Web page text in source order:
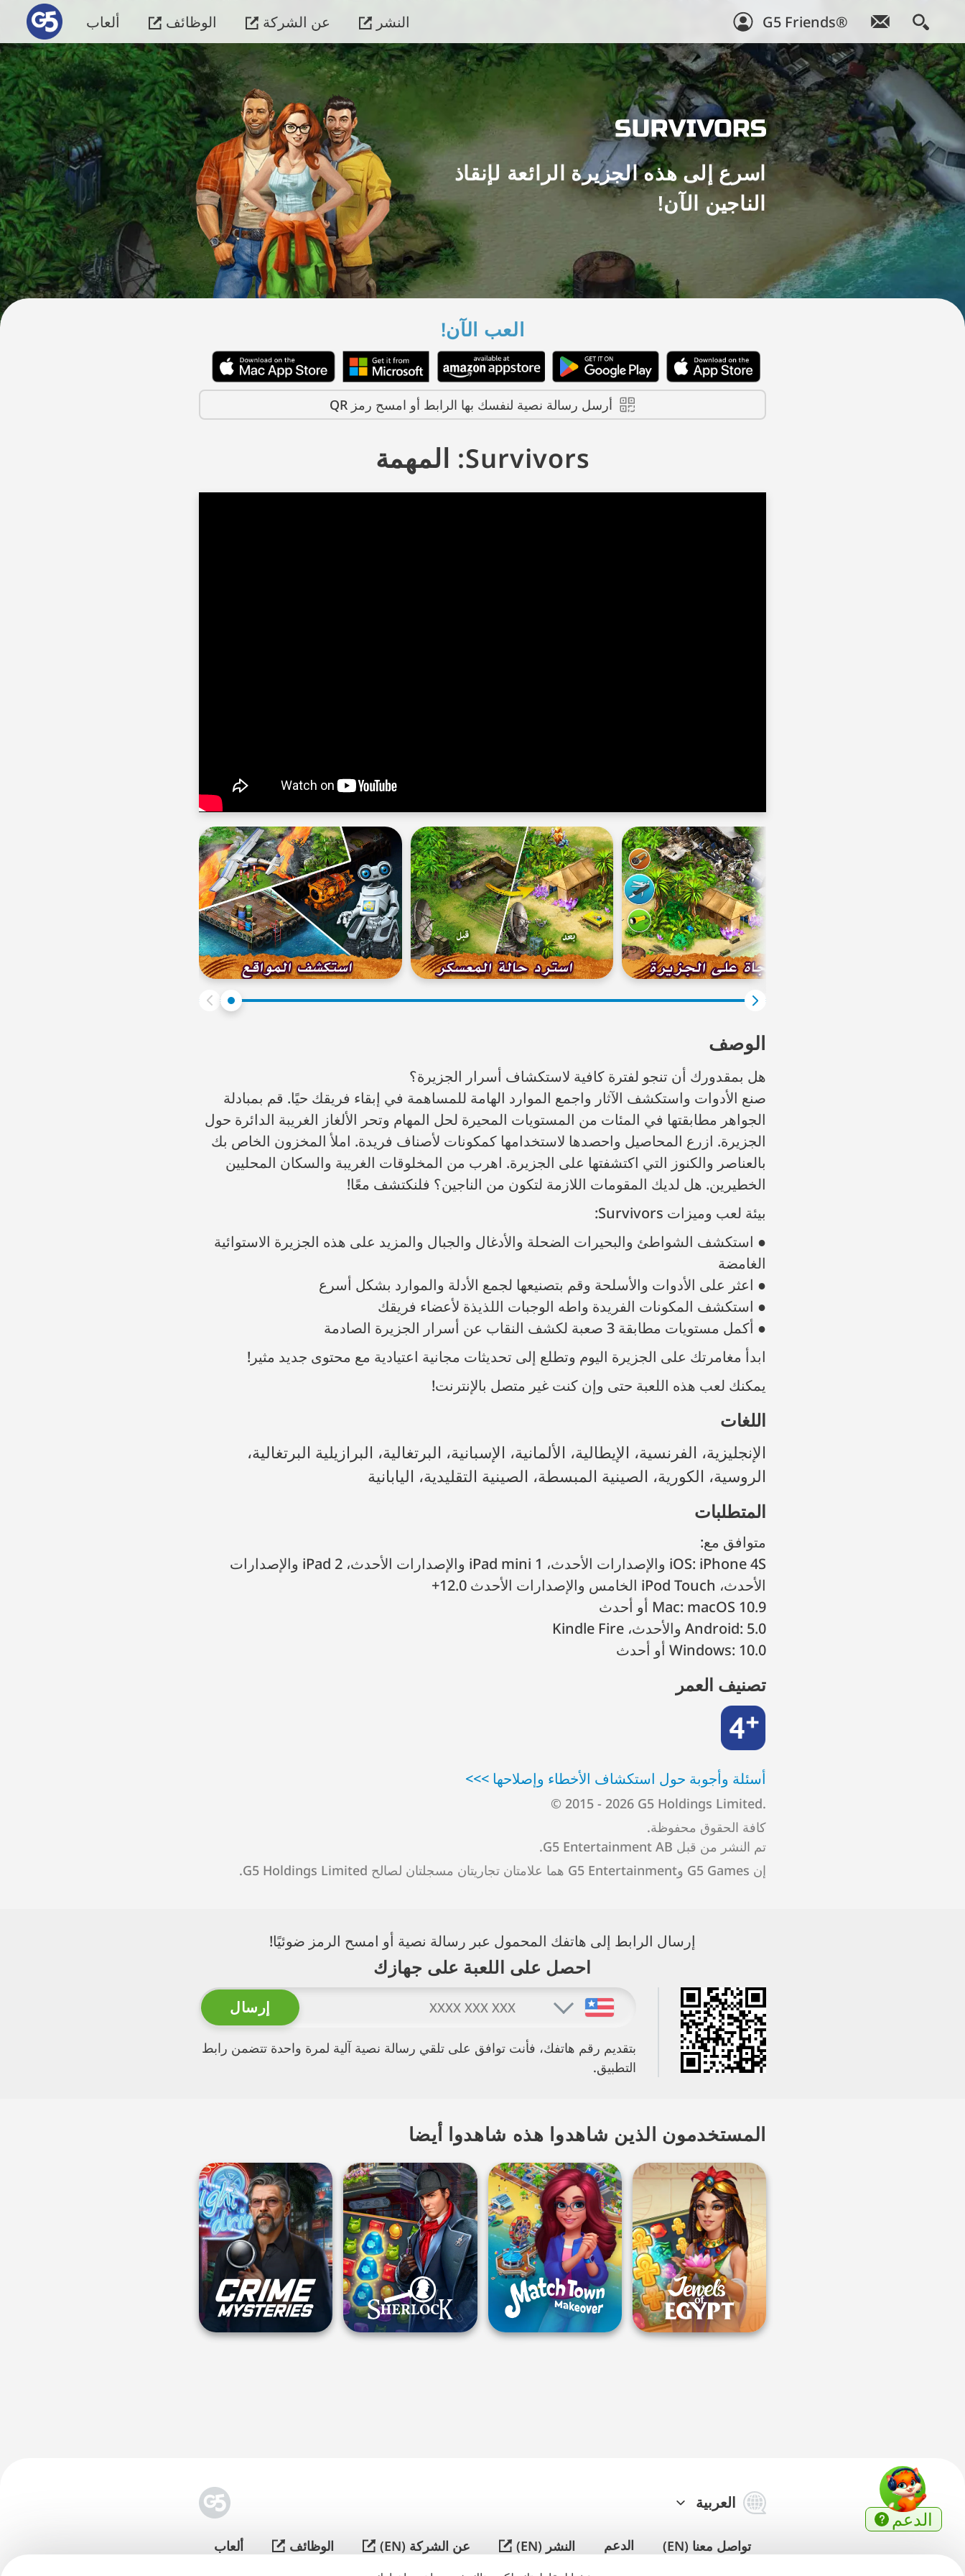
ألعاب الوظائف عن الشركة النشر G5 Friends®
اسرع إلى هذه الجزيرة الرائعة لإنقاذ
الناجين الآن!
العب الآن!
أرسل رسالة نصية لنفسك بها الرابط أو امسح رمز QR
Survivors: المهمة
الوصف
هل بمقدورك أن تنجو لفترة كافية لاستكشاف أسرار الجزيرة؟
صنع الأدوات واستكشف الآثار واجمع الموارد الهامة للمساهمة في إبقاء فريقك حيًا. قم بمبادلة
الجواهر مطابقتها في المئات من المستويات المحيرة لحل المهام وتحر الألغاز الغريبة الدائرة حول
الجزيرة. ازرع المحاصيل واحصدها لاستخدامها كمكونات لأصناف فريدة. املأ المخزون الخاص بك
بالعناصر والكنوز التي اكتشفتها على الجزيرة. اهرب من المخلوقات الغريبة والسكان المحليين
الخطيرين. هل لديك المقومات اللازمة لتكون من الناجين؟ فلنكتشف معًا!
بيئة لعب وميزات Survivors:
● استكشف الشواطئ والبحيرات الضحلة والأدغال والجبال والمزيد على هذه الجزيرة الاستوائية
الغامضة
● اعثر على الأدوات والأسلحة وقم بتصنيعها لجمع الأدلة والموارد بشكل أسرع
● استكشف المكونات الفريدة واطه الوجبات اللذيذة لأعضاء فريقك
● أكمل مستويات مطابقة 3 صعبة لكشف النقاب عن أسرار الجزيرة الصادمة
ابدأ مغامرتك على الجزيرة اليوم وتطلع إلى تحديثات مجانية اعتيادية مع محتوى جديد مثير!
يمكنك لعب هذه اللعبة حتى وإن كنت غير متصل بالإنترنت!
اللغات
الإنجليزية، الفرنسية، الإيطالية، الألمانية، الإسبانية، البرتغالية، البرازيلية البرتغالية،
الروسية، الكورية، الصينية المبسطة، الصينية التقليدية، اليابانية
المتطلبات
متوافق مع:
iOS: iPhone 4S والإصدارات الأحدث، iPad mini 1 والإصدارات الأحدث، iPad 2 والإصدارات
الأحدث، iPod Touch الخامس والإصدارات الأحدث 12.0+
Mac: macOS 10.9 أو أحدث
Android: 5.0 والأحدث، Kindle Fire
Windows: 10.0 أو أحدث
تصنيف العمر
4+
أسئلة وأجوبة حول استكشاف الأخطاء وإصلاحها >>>
© 2015 - 2026 G5 Holdings Limited.
كافة الحقوق محفوظة.
تم النشر من قبل G5 Entertainment AB.
إن G5 Games وG5 Entertainment هما علامتان تجاريتان مسجلتان لصالح G5 Holdings Limited.
إرسال الرابط إلى هاتفك المحمول عبر رسالة نصية أو امسح الرمز ضوئيًا!
احصل على اللعبة على جهازك
بتقديم رقم هاتفك، فأنت توافق على تلقي رسالة نصية آلية لمرة واحدة تتضمن رابط
التطبيق.
المستخدمون الذين شاهدوا هذه شاهدوا أيضا
العربية
ألعاب الوظائف عن الشركة (EN) النشر (EN) الدعم تواصل معنا (EN)
الدعم